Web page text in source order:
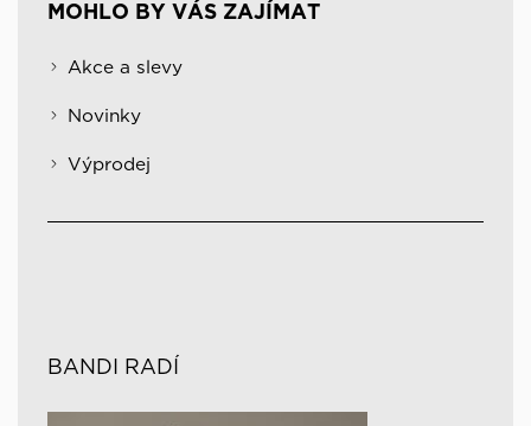
MOHLO BY VÁS ZAJÍMAT
Akce a slevy
Novinky
Výprodej
BANDI RADÍ